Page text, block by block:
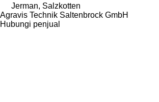
Jerman, Salzkotten
Agravis Technik Saltenbrock GmbH
Hubungi penjual